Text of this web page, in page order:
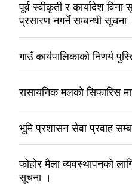
पूर्व स्वीकृती र कार्यादेश
प्रसारण नगर्ने सम्बन्धी सूचना
गाउँ कार्यपालिकाको निणर्य
रासायनिक मलको सिफारिस
भूमि प्रशासन सेवा प्रवाह
फोहोर मैला व्यवस्थापनको
सूचना ।